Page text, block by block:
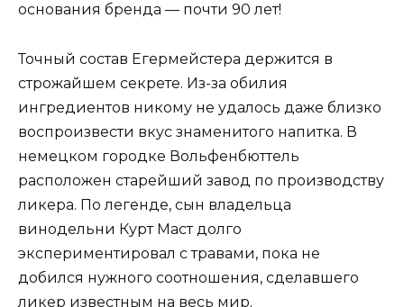
основания бренда — почти 90 лет!
Точный состав Егермейстера держится в
строжайшем секрете. Из-за обилия
ингредиентов никому не удалось даже близко
воспроизвести вкус знаменитого напитка. В
немецком городке Вольфенбюттель
расположен старейший завод по производству
ликера. По легенде, сын владельца
винодельни Курт Маст долго
экспериментировал с травами, пока не
добился нужного соотношения, сделавшего
ликер известным на весь мир.